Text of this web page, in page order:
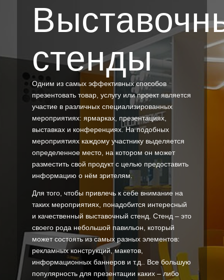
стенды
Одним из самых эффективных способов
презентовать товар, услугу или проект является
участие в различных специализированных
мероприятиях: ярмарках, презентациях,
выставках и конференциях. На подобных
мероприятиях каждому участнику выделяется
определенное место, на котором он может
разместить свой продукт с целью предоставить
информацию о нём зрителям.
Для того, чтобы привлечь к себе внимание на
таких мероприятиях, понадобится интересный
и качественный выставочный стенд. Стенд – это
своего рода небольшой павильон, который
может состоять из самых разных элементов:
рекламных конструкций, макетов,
информационных баннеров и т.д.. Все большую
популярность для презентации каких – либо